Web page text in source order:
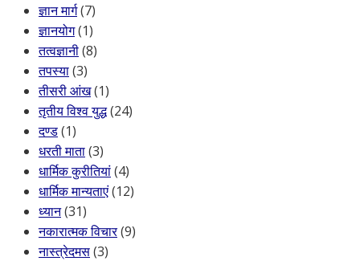
ज्ञान मार्ग(7)
ज्ञानयोग(1)
तत्वज्ञानी(8)
तपस्या(3)
तीसरी आंख(1)
तृतीय विश्व युद्ध(24)
दण्ड(1)
धरती माता(3)
धार्मिक कुरीतियां(4)
धार्मिक मान्यताएं(12)
ध्यान(31)
नकारात्मक विचार(9)
नास्त्रेदमस(3)